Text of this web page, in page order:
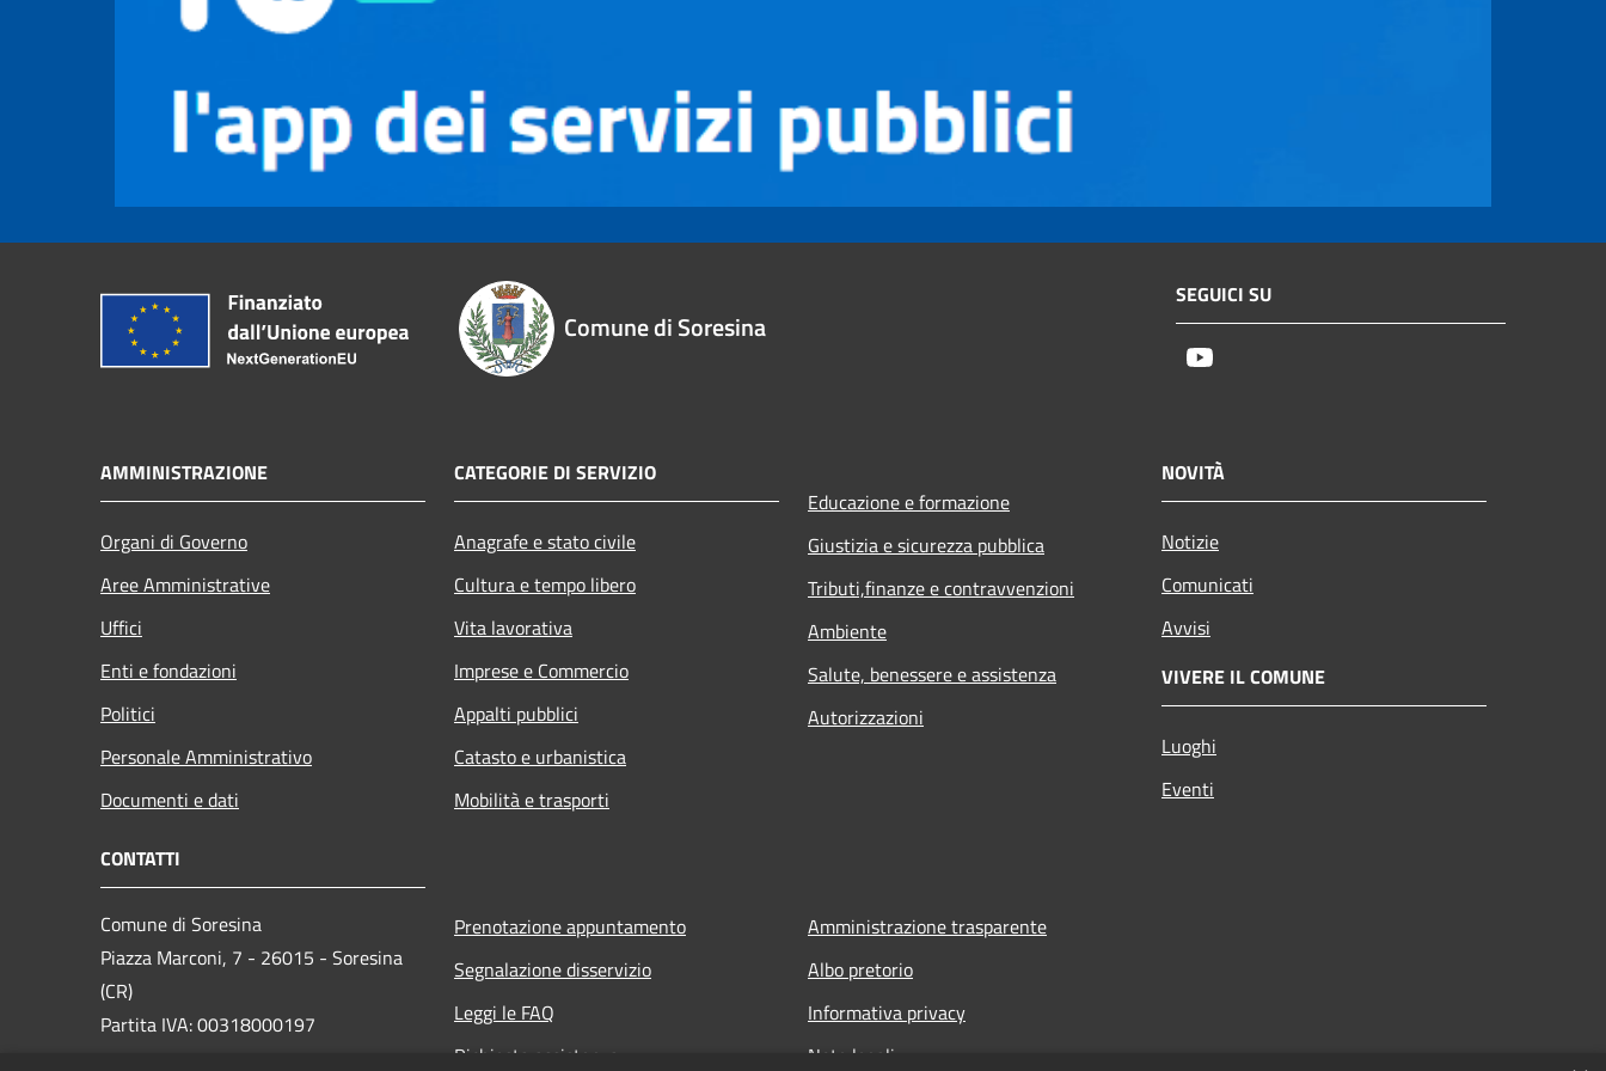
Comune di Soresina
SEGUICI SU
AMMINISTRAZIONE
Organi di Governo
Aree Amministrative
Uffici
Enti e fondazioni
Politici
Personale Amministrativo
Documenti e dati
CATEGORIE DI SERVIZIO
Anagrafe e stato civile
Cultura e tempo libero
Vita lavorativa
Imprese e Commercio
Appalti pubblici
Catasto e urbanistica
Mobilità e trasporti
Educazione e formazione
Giustizia e sicurezza pubblica
Tributi,finanze e contravvenzioni
Ambiente
Salute, benessere e assistenza
Autorizzazioni
NOVITÀ
Notizie
Comunicati
Avvisi
VIVERE IL COMUNE
Luoghi
Eventi
CONTATTI
Comune di Soresina
Piazza Marconi, 7 - 26015 - Soresina
(CR)
Partita IVA: 00318000197
Prenotazione appuntamento
Segnalazione disservizio
Leggi le FAQ
Richiesta assistenza
Amministrazione trasparente
Albo pretorio
Informativa privacy
Note legali